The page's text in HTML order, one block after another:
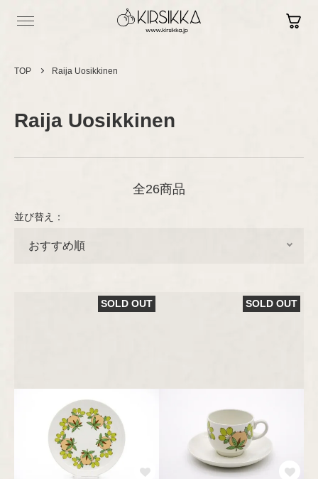
Log in
Vintage
プレート/ボウル
カトラリー
ファブリック
テキスタイル
布製品
アクセサリー
ファブリック
ファッション
ブランド
GUSTAVSBERG
Rörstrand
Aino/Alvar Aalto
Birger Kaipiainen
Esteri Tomula
TOP Raija Uosikkinen
Raija Uosikkinen
全26商品
並び替え：
SOLD OUT SOLD OUT